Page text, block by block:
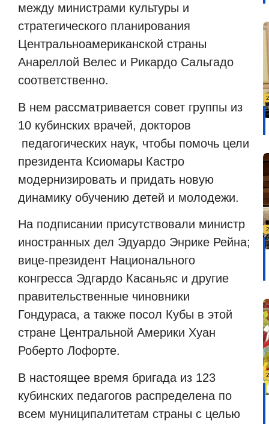
между министрами культуры и
стратегического планирования
Центральноамериканской страны
Анареллой Велес и Рикардо Сальгадо
соответственно.
В нем рассматривается совет группы из
10 кубинских врачей, докторов
педагогических наук, чтобы помочь цели
президента Ксиомары Кастро
модернизировать и придать новую
динамику обучению детей и молодежи.
На подписании присутствовали министр
иностранных дел Эдуардо Энрике Рейна;
вице-президент Национального
конгресса Эдгардо Касаньяс и другие
правительственные чиновники
Гондураса, а также посол Кубы в этой
стране Центральной Америки Хуан
Роберто Лофорте.
В настоящее время бригада из 123
кубинских педагогов распределена по
всем муниципалитетам страны с целью